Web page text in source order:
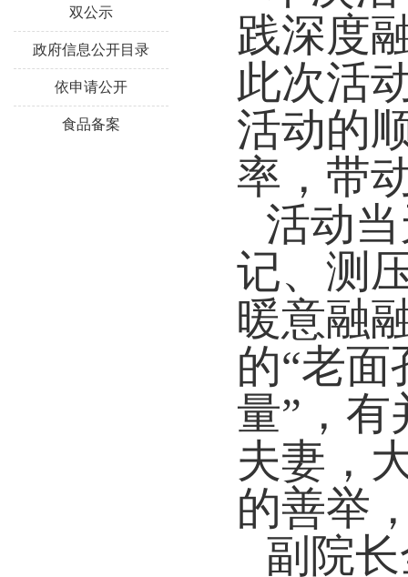
双公示
政府信息公开目录
依申请公开
食品备案
践深度
此次活
活动的
率，带
活动
记、测
暖意融
的“老面
量”，
夫妻，
的善举
副院